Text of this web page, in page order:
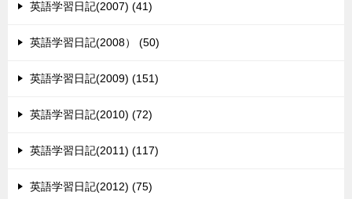
英語学習日記(2007) (41)
英語学習日記(2008） (50)
英語学習日記(2009) (151)
英語学習日記(2010) (72)
英語学習日記(2011) (117)
英語学習日記(2012) (75)